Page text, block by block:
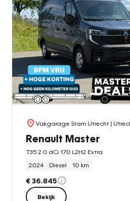
Vakgarage Stam Utrecht|
Renault Master
T35 2.0 dCi 170 L2H2 Extra
2024
Diesel 10 km
€ 36.845
Bekijk